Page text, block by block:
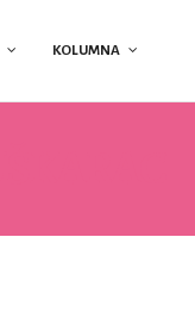
KOLUMNA